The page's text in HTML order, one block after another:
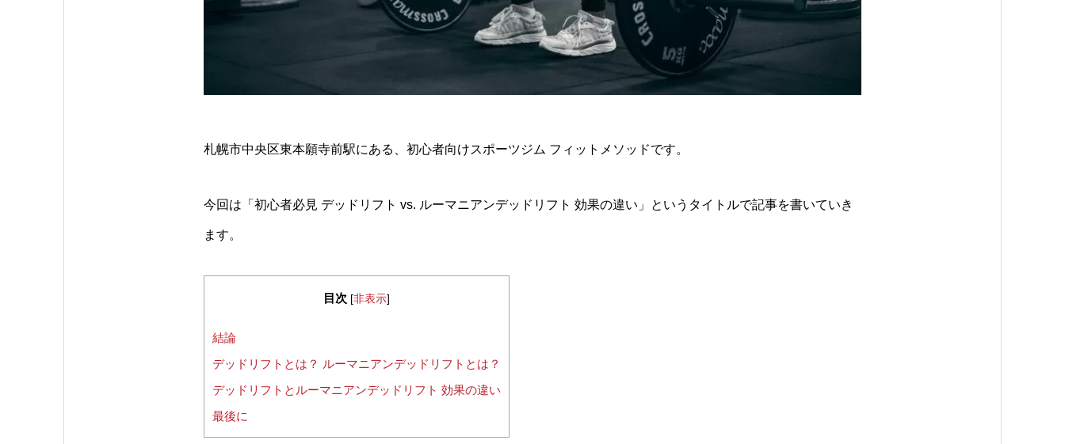
札幌市中央区東本願寺前駅にある、初心者向けスポーツジム フィットメソッドです。
今回は「初心者必見 デッドリフト vs. ルーマニアンデッドリフト 効果の違い」というタイトルで記事を書いていき
ます。
目次 [非表示]
結論
デッドリフトとは？ ルーマニアンデッドリフトとは？
デッドリフトとルーマニアンデッドリフト 効果の違い
最後に